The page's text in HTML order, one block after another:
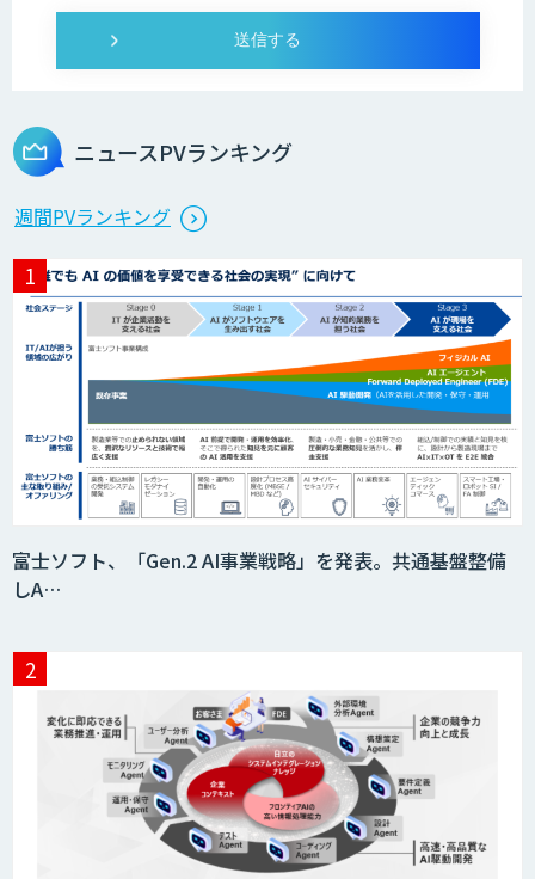
ニュースPVランキング
週間PVランキング
富士ソフト、「Gen.2 AI事業戦略」を発表。共通基盤整備
しA…